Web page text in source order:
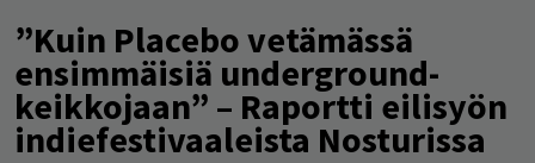
”Kuin Placebo vetämässä
ensimmäisiä underground-
keikkojaan” – Raportti eilisyön
indiefestivaaleista Nosturissa